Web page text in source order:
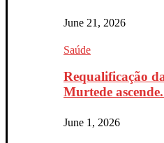
June 21, 2026
Saúde
Requalificação
Murtede
June 1, 2026